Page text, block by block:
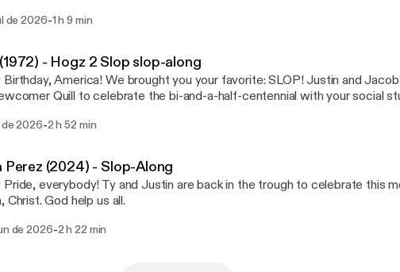
de 2026-1 h 9 min
- Hogz 2 Slop slop-along
America! We brought you your favorite: SLOP! Justin and Jacob are back
Quill to celebrate the bi-and-a-half-centennial with your social
de 2026-2 h 52 min
Perez (2024) - Slop-Along
Pride, everybody! Ty and Justin are back in the trough to celebrate this
Oh. Oh, Christ. God help us all.
de 2026-2 h 22 min